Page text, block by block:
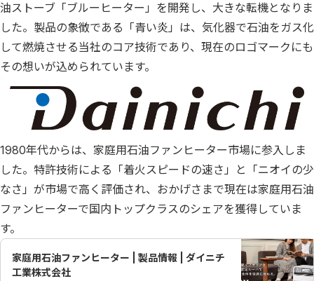
油ストーブ「ブルーヒーター」を開発し、大きな転機となりま
した。製品の象徴である「青い炎」は、気化器で石油をガス化
して燃焼させる当社のコア技術であり、現在のロゴマークにも
その想いが込められています。
1980年代からは、家庭用石油ファンヒーター市場に参入しま
した。特許技術による「着火スピードの速さ」と「ニオイの少
なさ」が市場で高く評価され、おかげさまで現在は家庭用石油
ファンヒーターで国内トップクラスのシェアを獲得していま
す。
家庭用石油ファンヒーター | 製品情報 | ダイニチ
工業株式会社